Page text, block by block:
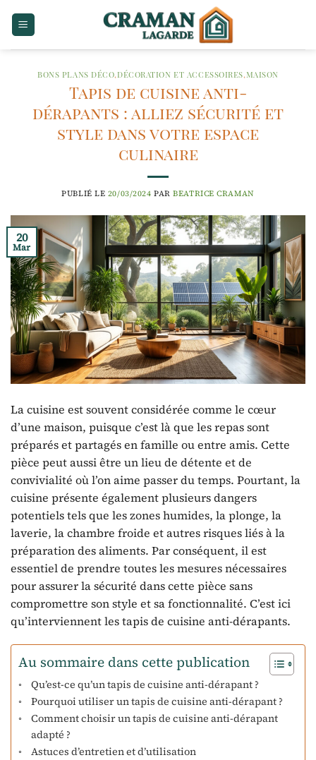
BONS PLANS DÉCO,DÉCORATION ET ACCESSOIRES,MAISON
Tapis de cuisine anti-
dérapants : alliez sécurité et
style dans votre espace
culinaire
PUBLIÉ LE 20/03/2024 PARBEATRICE CRAMAN
20
Mar
La cuisine est souvent considérée comme le cœur
d’une maison, puisque c’est là que les repas sont
préparés et partagés en famille ou entre amis. Cette
pièce peut aussi être un lieu de détente et de
convivialité où l’on aime passer du temps. Pourtant, la
cuisine présente également plusieurs dangers
potentiels tels que les zones humides, la plonge, la
laverie, la chambre froide et autres risques liés à la
préparation des aliments. Par conséquent, il est
essentiel de prendre toutes les mesures nécessaires
pour assurer la sécurité dans cette pièce sans
compromettre son style et sa fonctionnalité. C’est ici
qu’interviennent les tapis de cuisine anti-dérapants.
Au sommaire dans cette publication
Qu’est-ce qu’un tapis de cuisine anti-dérapant ?
Pourquoi utiliser un tapis de cuisine anti-dérapant ?
Comment choisir un tapis de cuisine anti-dérapant
adapté ?
Astuces d’entretien et d’utilisation